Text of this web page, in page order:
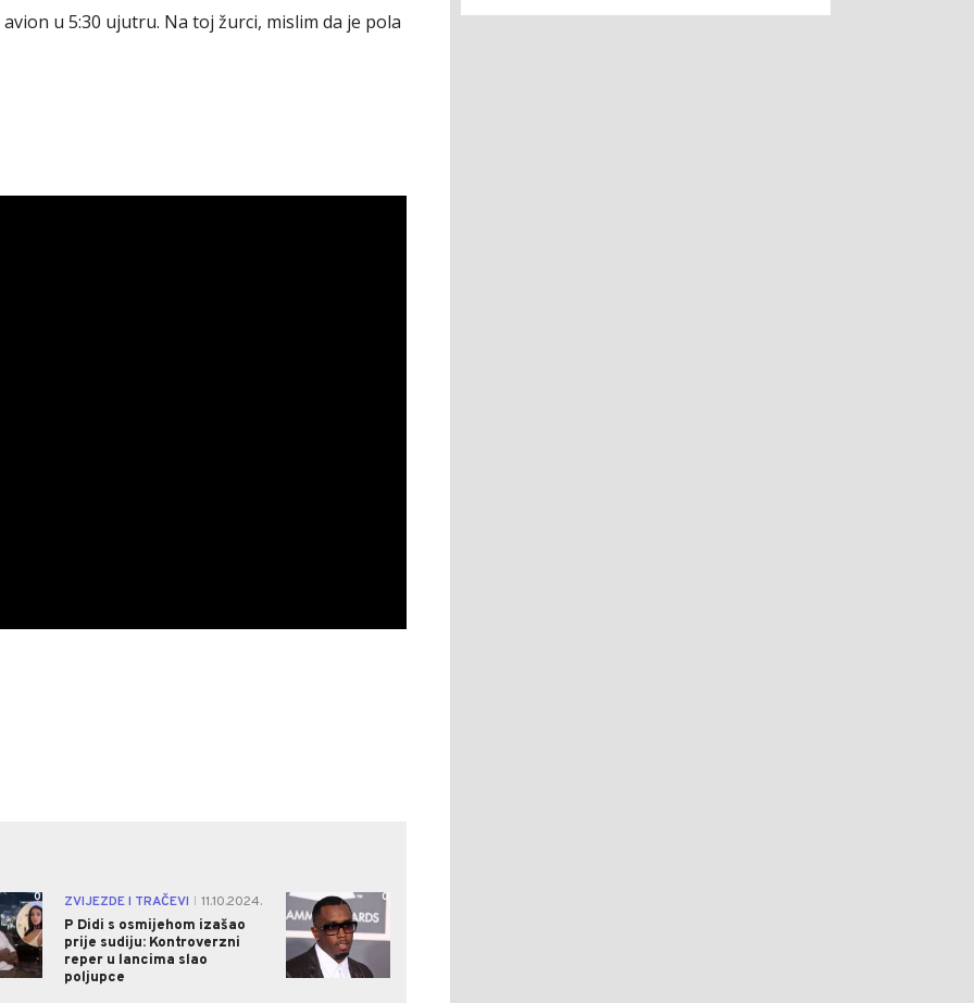
u 5:30 ujutru. Na toj žurci, mislim da je pola
0 ZVIJEZDE I TRAČEVI
11.10.2024.
P Didi s osmijehom izašao
prije sudiju: Kontroverzni
reper u lancima slao
poljupce
0